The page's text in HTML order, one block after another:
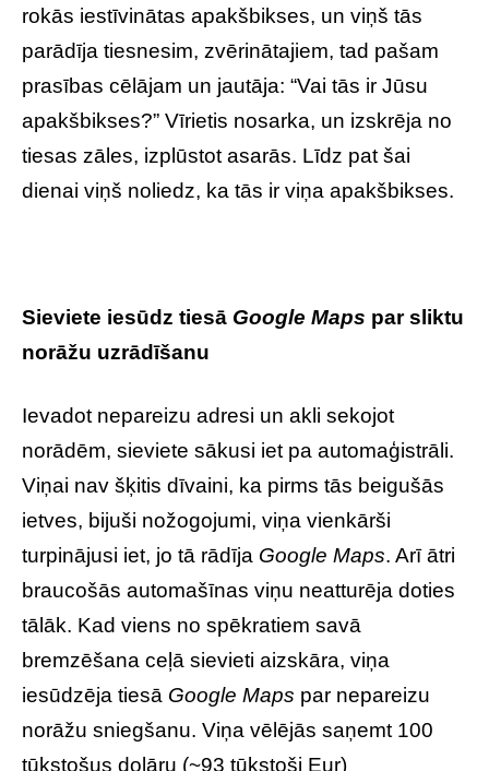
rokās iestīvinātas apakšbikses, un viņš tās
parādīja tiesnesim, zvērinātajiem, tad pašam
prasības cēlājam un jautāja: “Vai tās ir Jūsu
apakšbikses?” Vīrietis nosarka, un izskrēja no
tiesas zāles, izplūstot asarās. Līdz pat šai
dienai viņš noliedz, ka tās ir viņa apakšbikses.
Sieviete iesūdz tiesā Google Maps par sliktu
norāžu uzrādīšanu
Ievadot nepareizu adresi un akli sekojot
norādēm, sieviete sākusi iet pa automaģistrāli.
Viņai nav šķitis dīvaini, ka pirms tās beigušās
ietves, bijuši nožogojumi, viņa vienkārši
turpinājusi iet, jo tā rādīja Google Maps. Arī ātri
braucošās automašīnas viņu neatturēja doties
tālāk. Kad viens no spēkratiem savā
bremzēšana ceļā sievieti aizskāra, viņa
iesūdzēja tiesā Google Maps par nepareizu
norāžu sniegšanu. Viņa vēlējās saņemt 100
tūkstošus dolāru (~93 tūkstoši Eur)